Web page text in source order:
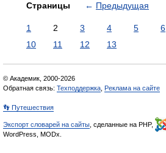
Страницы ← Предыдущая
1 2 3 4 5 6
10
11 12 13
© Академик, 2000-2026
Обратная связь: Техподдержка Реклама на сайте
👣 Путешествия
Экспорт словарей на сайты , сделанные на PHP,
WordPress, MODx.